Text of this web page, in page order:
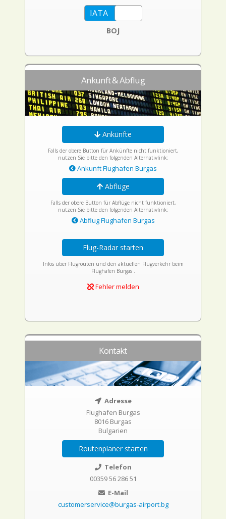
BOJ
Ankunft & Abflug
Ankünfte
Falls der obere Button für Ankünfte nicht funktioniert,
nutzen Sie bitte den folgenden Alternativlink:
Ankunft Flughafen Burgas
Abflüge
Falls der obere Button für Abflüge nicht funktioniert,
nutzen Sie bitte den folgenden Alternativlink:
Abflug Flughafen Burgas
Flug-Radar starten
Infos über Flugrouten und den aktuellen Flugverkehr beim
Flughafen Burgas .
Fehler melden
Kontakt
Adresse
Flughafen Burgas
8016 Burgas
Bulgarien
Routenplaner starten
Telefon
00359 56 286 51
E-Mail
customerservice@burgas-airport.bg